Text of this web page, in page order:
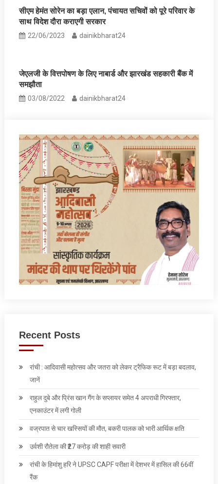
सीएम हेमंत सोरेन का बड़ा एलान, पंचायत सचिवों को पूरे परिवार के
साथ विदेश दौरा कराएगी सरकार
22/06/2023 dainikbharat24
जेएलजी के वित्तपोषण के लिए नाबार्ड और झारखंड सहकारी बैंक में
समझौता
03/08/2022 dainikbharat24
Recent Posts
रांची : आदिवासी महोत्सव और जतरा को लेकर ट्रैफिक रूट में बड़ा बदलाव,
जानें
राहुल दुबे और प्रिंस खान गैंग के सप्लायर समेत 4 अपराधी गिरफ्तार,
एनकाउंटर में लगी गोली
वज्रपात से चार खस्सियों की मौत, बकरी पालक को भारी आर्थिक क्षति
उर्वशी रौतेला की ₹27 करोड़ की शाही सवारी
रांची के हिमांशु हरि ने UPSC CAPF परीक्षा में देशभर में हासिल की 66वीं
रैंक